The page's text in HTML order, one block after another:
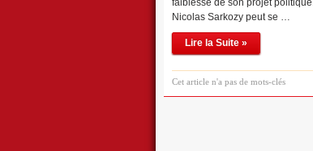
faiblesse de son projet
Nicolas Sarkozy peut se …
Lire la Suite »
Cet article n'a pas de mots-clés